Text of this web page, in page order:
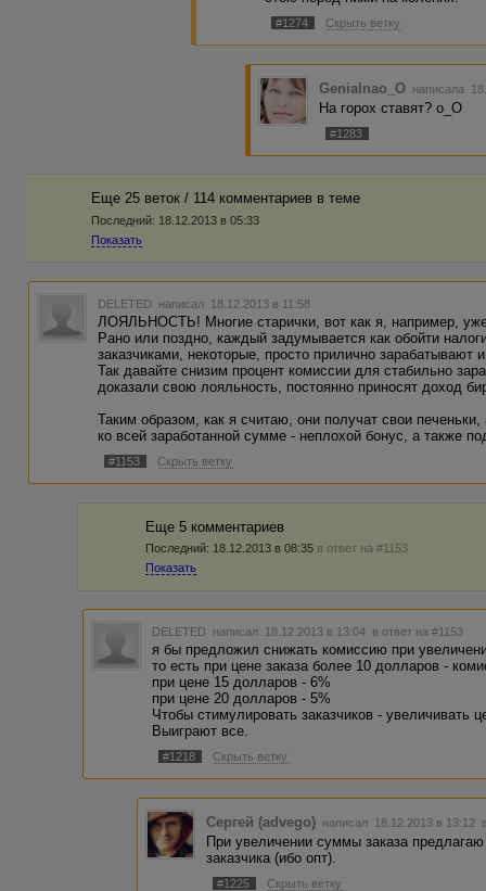
#1274 Скрыть ветку
Genialnao_O написала
На горох ставят? о_О
#1283
Еще 25 веток / 114 комментариев в темe
Последний: 18.12.2013 в 05:33
Показать
DELETED написал 18.12.2013 в 11:58
ЛОЯЛЬНОСТЬ! Многие старички, вот как я, например,
Рано или поздно, каждый задумывается как обойти
заказчиками, некоторые, просто прилично зарабатывают
Так давайте снизим процент комиссии для стабильно
доказали свою лояльность, постоянно приносят доход
Таким образом, как я считаю, они получат свои
ко всей заработанной сумме - неплохой бонус, а также
#1153 Скрыть ветку
Еще 5 комментариев
Последний: 18.12.2013 в 08:35 в ответ на #1153
Показать
DELETED написал 18.12.2013 в 13:04 в ответ на #1153
я бы предложил снижать комиссию при
то есть при цене заказа более 10 долларов -
при цене 15 долларов - 6%
при цене 20 долларов - 5%
Чтобы стимулировать заказчиков - увеличивать
Выиграют все.
#1218 Скрыть ветку
Сергей (advego) написал 18.12.2013 в 13:12
При увеличении суммы заказа
заказчика (ибо опт).
#1225 Скрыть ветку